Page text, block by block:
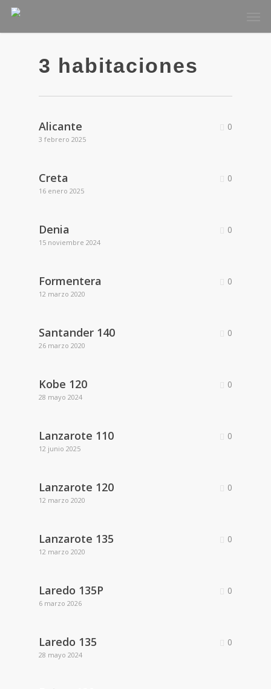
Skip
content
3 habitaciones
Alicante
3 febrero 2025
0
Creta
16 enero 2025
0
Denia
15 noviembre 2024
0
Formentera
12 marzo 2020
0
Santander 140
26 marzo 2020
0
Kobe 120
28 mayo 2024
0
Lanzarote 110
12 junio 2025
0
Lanzarote 120
12 marzo 2020
0
Lanzarote 135
12 marzo 2020
0
Laredo 135P
6 marzo 2026
0
Laredo 135
28 mayo 2024
0